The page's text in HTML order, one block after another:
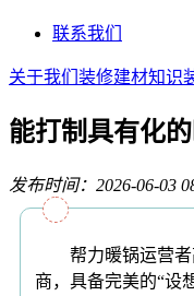
联系我们
关于我们 装修建材知识
能打制具有化
发布时间：2026-06-03
帮力暖锅运营者
商，具备完美的“设